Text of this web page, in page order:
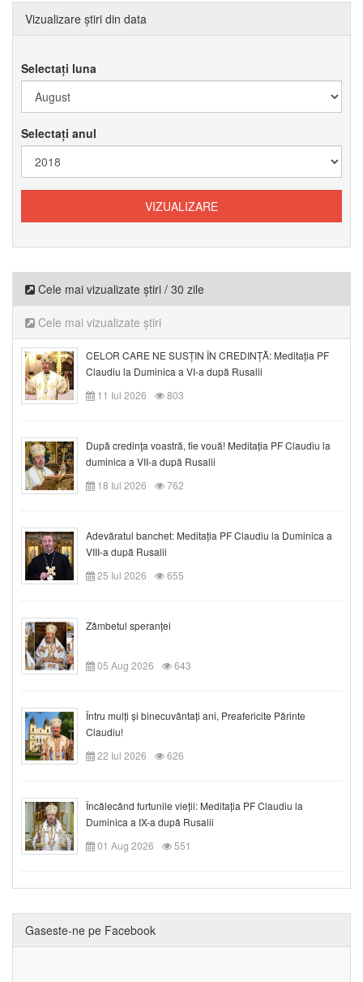
Vizualizare știri din data
Selectați luna
Selectați anul
Cele mai vizualizate știri / 30 zile
Cele mai vizualizate știri
CELOR CARE NE SUSȚIN ÎN CREDINȚĂ: Meditația PF
Claudiu la Duminica a VI-a după Rusalii
11 Iul 2026
803
După credinţa voastră, fie vouă! Meditația PF Claudiu la
duminica a VII-a după Rusalii
18 Iul 2026
762
Adevăratul banchet: Meditația PF Claudiu la Duminica a
VIII-a după Rusalii
25 Iul 2026
655
Zâmbetul speranței
05 Aug 2026 643
Întru mulți și binecuvântați ani, Preafericite Părinte
Claudiu!
22 Iul 2026
626
Încălecând furtunile vieții: Meditația PF Claudiu la
Duminica a IX-a după Rusalii
01 Aug 2026
551
Gaseste-ne pe Facebook